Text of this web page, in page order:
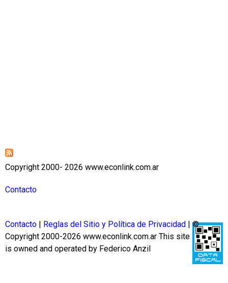
Copyright 2000- 2026 www.econlink.com.ar
Contacto
Contacto Reglas del Sitio y Política de Privacidad
| ©
Copyright 2000-2026 www.econlink.com.ar This site
is owned and operated by Federico Anzil